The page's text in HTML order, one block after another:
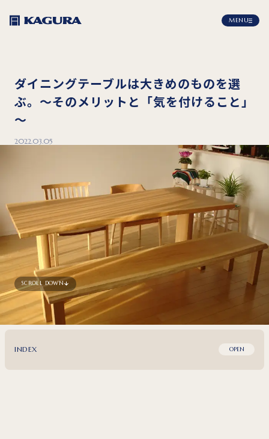
MENU
ダイニングテーブルは大きめのものを選
ぶ。～そのメリットと「気を付けること」
～
2022.03.05
SCROLL DOWN
INDEX OPEN